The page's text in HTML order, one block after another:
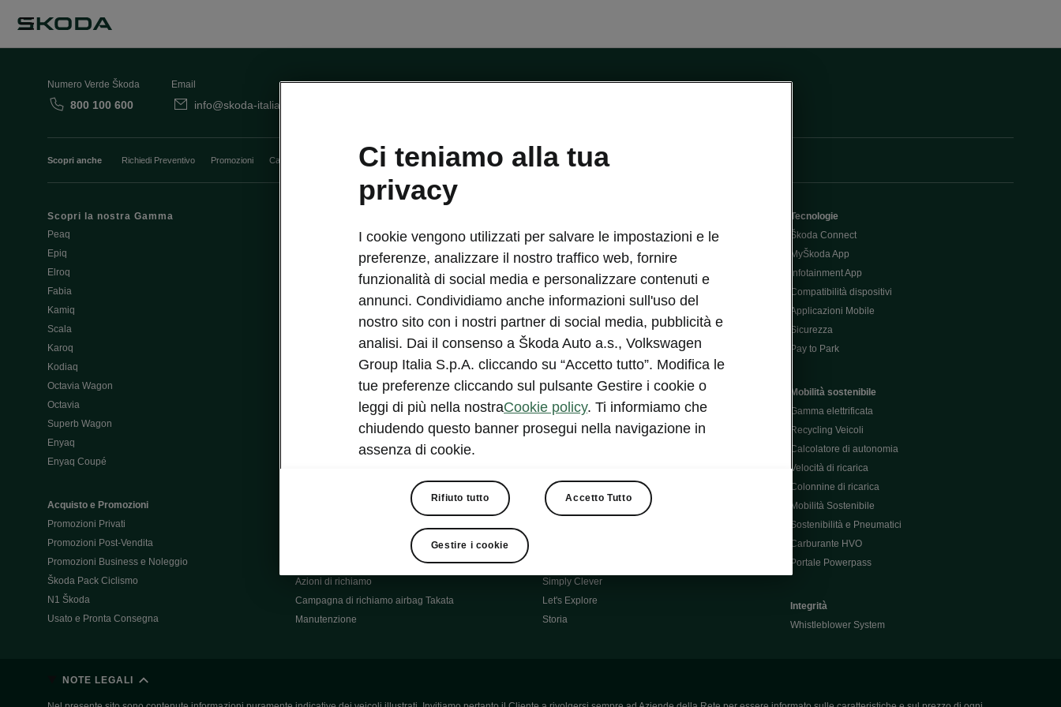
Numero Verde Škoda
800 100 600
Email
info@skoda-italia.it
Scopri anche Richiedi Preventivo Promozioni Cataloghi e Listini Car Configurator Rete Škoda
Scopri la nostra Gamma
Peaq
Epiq
Elroq
Fabia
Kamiq
Scala
Karoq
Kodiaq
Octavia Wagon
Octavia
Superb Wagon
Enyaq
Enyaq Coupé
Acquisto e Promozioni
Promozioni Privati
Promozioni Post-Vendita
Promozioni Business e Noleggio
Škoda Pack Ciclismo
N1 Škoda
Usato e Pronta Consegna
Aziende e P.IVA
Usato Škoda Plus
Cataloghi e listini
Richiedi Preventivo
Richiedi Test Drive
Post-vendita aziende e P.IVA
Škoda Supercard
Azioni di richiamo
Campagna di richiamo airbag Takata
Manutenzione
Informazioni per soccorritori
Dichiarazione di cambio proprietà
Richiedi Assistenza Service
Mondo Škoda
Milano Design Week
Fabia Green Flow
Škoda Official Partner X Factor 202
Elroq Respectline
Contatti
Auto per neopatentati
Simply Clever
Let's Explore
Storia
Tecnologie
Škoda Connect
MyŠkoda App
Infotainment App
Compatibilità dispositivi
Applicazioni Mobile
Sicurezza
Pay to Park
Mobilità sostenibile
Gamma elettrificata
Recycling Veicoli
Calcolatore di autonomia
Velocità di ricarica
Colonnine di ricarica
Mobilità Sostenibile
Sostenibilità e Pneumatici
Carburante HVO
Portale Powerpass
Integrità
Whistleblower System
NOTE LEGALI
Ci teniamo alla tua
privacy
I cookie vengono utilizzati per salvare le impostazioni e le
preferenze, analizzare il nostro traffico web, fornire
funzionalità di social media e personalizzare contenuti e
annunci. Condividiamo anche informazioni sull'uso del
nostro sito con i nostri partner di social media, pubblicità e
analisi. Dai il consenso a Škoda Auto a.s., Volkswagen
Group Italia S.p.A. cliccando su “Accetto tutto”. Modifica le
tue preferenze cliccando sul pulsante Gestire i cookie o
leggi di più nella nostraCookie policy. Ti informiamo che
chiudendo questo banner prosegui nella navigazione in
assenza di cookie.
Rifiuto tutto Accetto Tutto
Gestire i cookie